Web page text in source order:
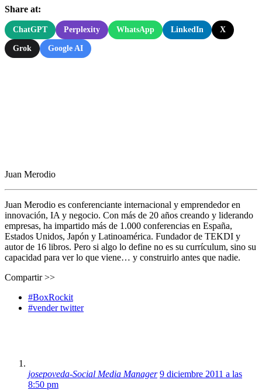
Share at:
ChatGPT Perplexity WhatsApp LinkedIn X
Grok Google AI
Juan Merodio
Juan Merodio es conferenciante internacional y emprendedor en
innovación, IA y negocio. Con más de 20 años creando y liderando
empresas, ha impartido más de 1.000 conferencias en España,
Estados Unidos, Japón y Latinoamérica. Fundador de TEKDI y
autor de 16 libros. Pero si algo lo define no es su currículum, sino su
capacidad para ver lo que viene… y construirlo antes que nadie.
Compartir >>
#BoxRockit
#vender twitter
josepoveda-Social Media Manager 9 diciembre 2011 a las
8:50 pm